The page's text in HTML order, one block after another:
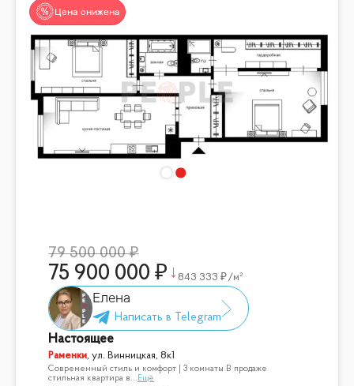
Цена снижена
79 500 000
75 900 000 843 333 /м²
Елена
Настоящее
Раменки,ул. Винницкая, 8к1
Современный стиль и комфорт | 3 комнаты В продаже
стильная квартира в... Ещё